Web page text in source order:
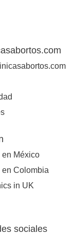
México
Colombia
in UK
sociales